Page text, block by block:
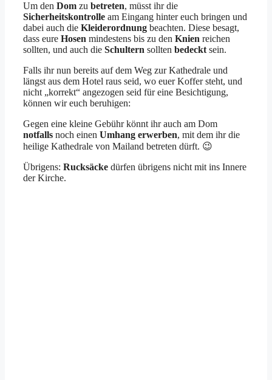
Um den Dom zu betreten, müsst ihr die
Sicherheitskontrolle am Eingang hinter euch bringen und
dabei auch die Kleiderordnung beachten. Diese besagt,
dass eure Hosen mindestens bis zu den Knien reichen
sollten, und auch die Schultern sollten bedeckt sein.
Falls ihr nun bereits auf dem Weg zur Kathedrale und
längst aus dem Hotel raus seid, wo euer Koffer steht, und
nicht „korrekt“ angezogen seid für eine Besichtigung,
können wir euch beruhigen:
Gegen eine kleine Gebühr könnt ihr auch am Dom
notfalls noch einen Umhang erwerben, mit dem ihr die
heilige Kathedrale von Mailand betreten dürft. 😉
Übrigens: Rucksäcke dürfen übrigens nicht mit ins Innere
der Kirche.